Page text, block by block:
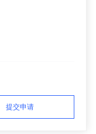
提交申请